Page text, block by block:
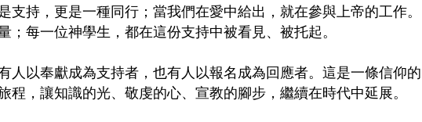
支持，更是一種同行；當我們在愛中給出，就在參與上帝的工作。
每一位神學生，都在這份支持中被看見、被托起。
人以奉獻成為支持者，也有人以報名成為回應者。這是一條信仰的
程，讓知識的光、敬虔的心、宣教的腳步，繼續在時代中延展。